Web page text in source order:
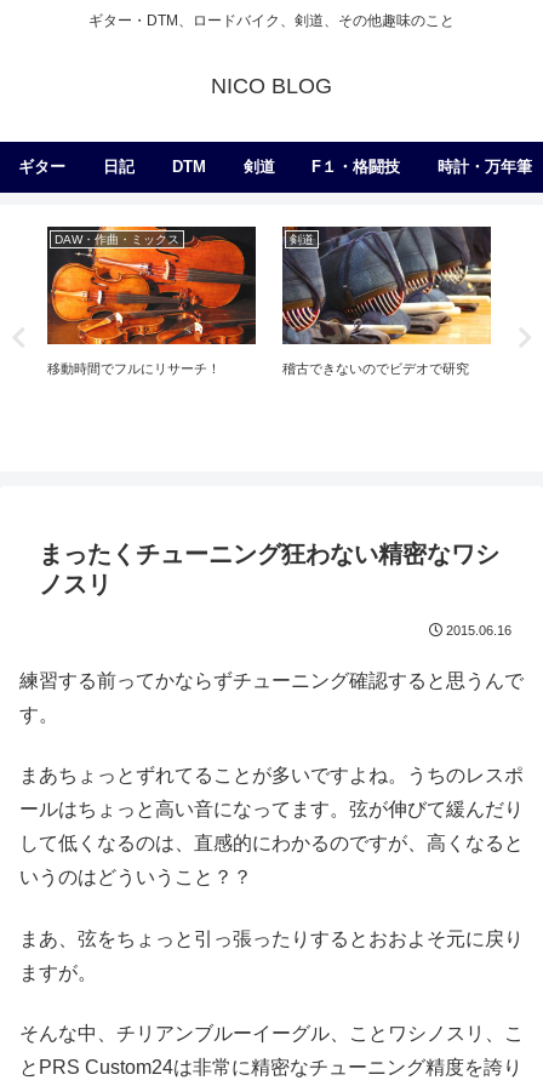
ギター・DTM、ロードバイク、剣道、その他趣味のこと
NICO BLOG
ギター 日記 DTM 剣道 F１・格闘技 時計・万年筆
DAW・作曲・ミックス
移動時間でフルにリサーチ！
剣道
稽古できないのでビデオで研究
まったくチューニング狂わない精密なワシ
ノスリ
2015.06.16
練習する前ってかならずチューニング確認すると思うんで
す。
まあちょっとずれてることが多いですよね。うちのレスポ
ールはちょっと高い音になってます。弦が伸びて緩んだり
して低くなるのは、直感的にわかるのですが、高くなると
いうのはどういうこと？？
まあ、弦をちょっと引っ張ったりするとおおよそ元に戻り
ますが。
そんな中、チリアンブルーイーグル、ことワシノスリ、こ
とPRS Custom24は非常に精密なチューニング精度を誇り